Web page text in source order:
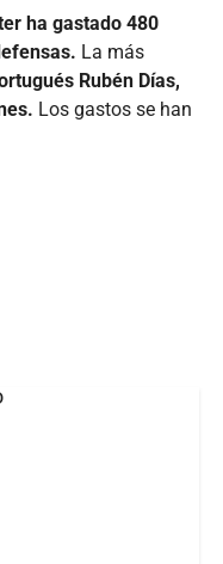
ha gastado 480
La más
Rubén Días,
Los gastos se han